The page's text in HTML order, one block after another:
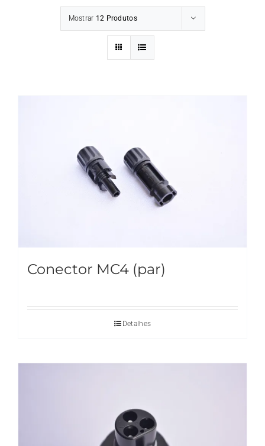
Mostrar 12 Produtos
Conector MC4 (par)
Detalhes